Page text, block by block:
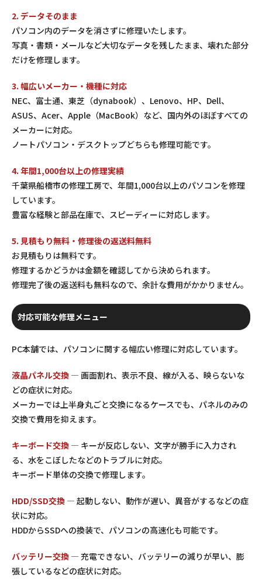
2. データそのまま
パソコン内のデータを消さずに修理いたします。
写真・書類・メールなど大切なデータを残したまま、壊れた部分
だけを修理します。
3. 幅広いメーカー・機種に対応
NEC、富士通、東芝（dynabook）、Lenovo、HP、Dell、
ASUS、Acer、Apple（MacBook）など、国内外のほぼすべての
メーカーに対応。
ノートパソコン・デスクトップどちらも修理可能です。
4. 年間1,000台以上の修理実績
千葉県船橋市の修理工房で、年間1,000台以上のパソコンを修理
しています。
豊富な経験と部品在庫で、スピーディーに対応します。
5. 見積もり無料・修理後の返送料無料
お見積もりは無料です。
修理するかどうかは金額を確認してから決められます。
修理完了後の返送料も無料なので、余計な費用がかかりません。
対応可能な修理メニュー
PC本舗では、パソコンに関する幅広い修理に対応しています。
液晶パネル交換 — 画面割れ、表示不良、線が入る、映らないな
どの症状に対応。
メーカーでは上半身丸ごと交換になるケースでも、パネルのみの
交換で費用を抑えます。
キーボード交換 — キーが反応しない、文字が勝手に入力され
る、水をこぼしたなどのトラブルに対応。
キーボード単体の交換で修理します。
HDD/SSD交換 — 起動しない、動作が遅い、異音がするなどの症
状に対応。
HDDからSSDへの換装で、パソコンの高速化も可能です。
バッテリー交換 — 充電できない、バッテリーの減りが早い、膨
張しているなどの症状に対応。